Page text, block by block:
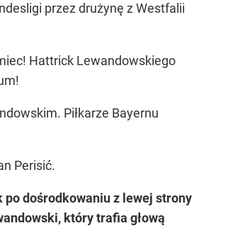
przez drużynę z Westfalii
Hattrick Lewandowskiego
Piłkarze Bayernu
Perisić.
po dośrodkowaniu z lewej strony
który trafia głową